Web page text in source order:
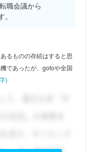
職会議から
るものの存続はすると思
であったが、gotoや全国
)